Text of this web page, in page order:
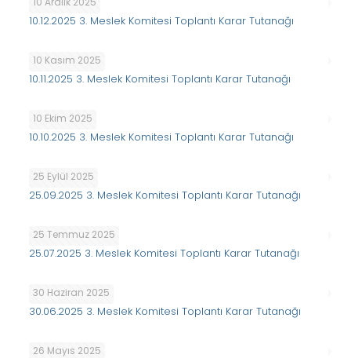
10.12.2025 3. Meslek Komitesi Toplantı Karar Tutanağı
10 Kasım 2025
10.11.2025 3. Meslek Komitesi Toplantı Karar Tutanağı
10 Ekim 2025
10.10.2025 3. Meslek Komitesi Toplantı Karar Tutanağı
25 Eylül 2025
25.09.2025 3. Meslek Komitesi Toplantı Karar Tutanağı
25 Temmuz 2025
25.07.2025 3. Meslek Komitesi Toplantı Karar Tutanağı
30 Haziran 2025
30.06.2025 3. Meslek Komitesi Toplantı Karar Tutanağı
26 Mayıs 2025